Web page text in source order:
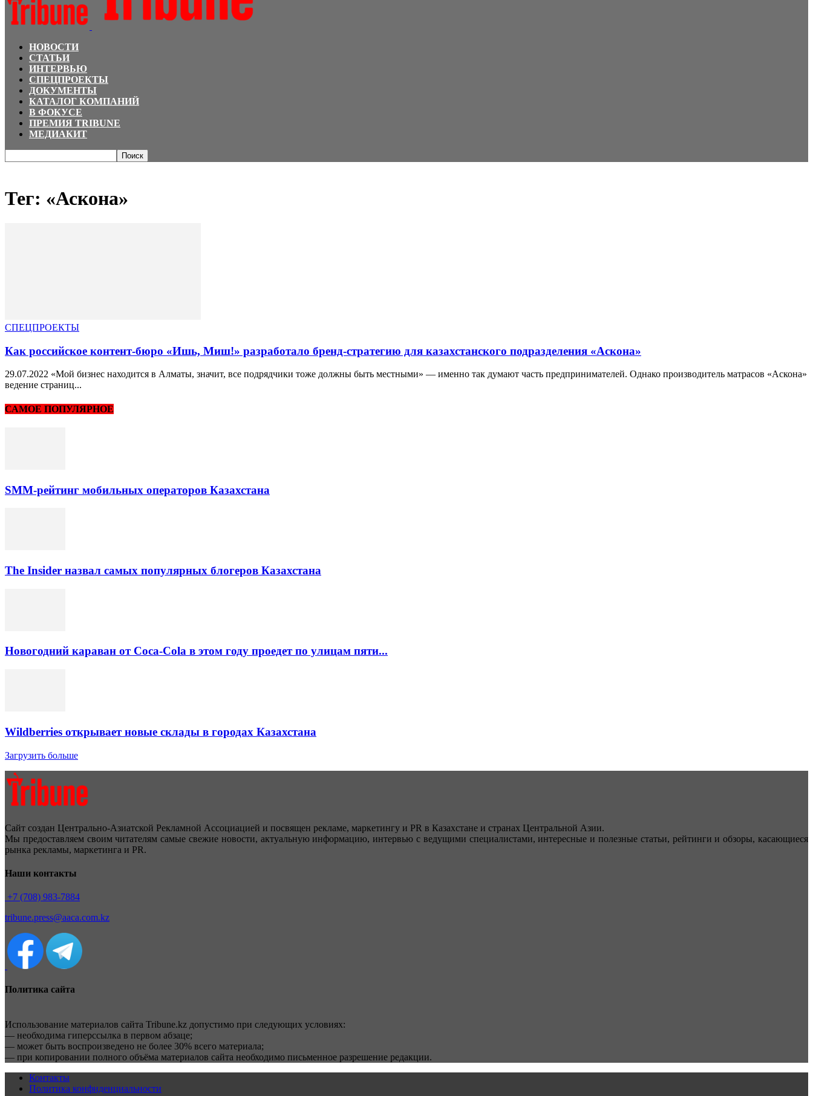
НОВОСТИ
СТАТЬИ
ИНТЕРВЬЮ
СПЕЦПРОЕКТЫ
ДОКУМЕНТЫ
КАТАЛОГ КОМПАНИЙ
В ФОКУСЕ
ПРЕМИЯ TRIBUNE
МЕДИАКИТ
Тег: «Аскона»
СПЕЦПРОЕКТЫ
Как российское контент-бюро «Ишь, Миш!» разработало бренд-стратегию для казахстанского подразделения «Аскона»
29.07.2022 «Мой бизнес находится в Алматы, значит, все подрядчики тоже должны быть местными» — именно так думают часть предпринимателей. Однако производитель матрасов «Аскона»
ведение страниц...
САМОЕ ПОПУЛЯРНОЕ
SMM-рейтинг мобильных операторов Казахстана
The Insider назвал самых популярных блогеров Казахстана
Новогодний караван от Coca-Cola в этом году проедет по улицам пяти...
Wildberries открывает новые склады в городах Казахстана
Загрузить больше
Сайт создан Центрально-Азиатской Рекламной Ассоциацией и посвящен рекламе, маркетингу и PR в Казахстане и странах Центральной Азии.
Мы предоставляем своим читателям самые свежие новости, актуальную информацию, интервью с ведущими специалистами, интересные и полезные статьи, рейтинги и обзоры, касающиеся
рынка рекламы, маркетинга и PR.
Наши контакты
+7 (708) 983-7884
tribune.press@aaca.com.kz
Политика сайта
Использование материалов сайта Tribune.kz допустимо при следующих условиях:
— необходима гиперссылка в первом абзаце;
— может быть воспроизведено не более 30% всего материала;
— при копировании полного объёма материалов сайта необходимо письменное разрешение редакции.
Контакты
Политика конфиденциальности